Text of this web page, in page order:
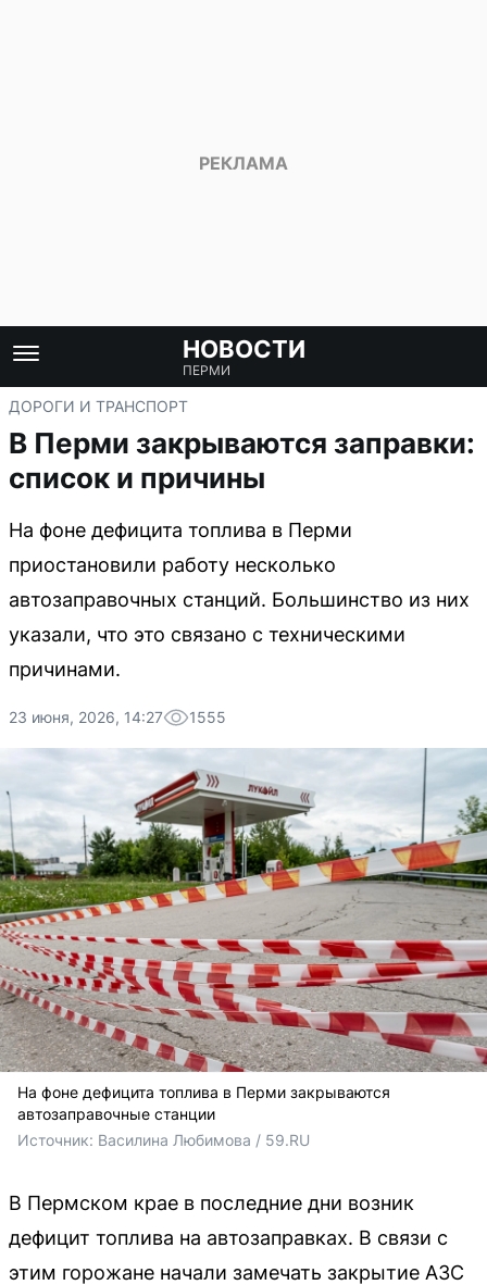
НОВОСТИ
ПЕРМИ
ДОРОГИ И ТРАНСПОРТ
В Перми закрываются заправки:
список и причины
На фоне дефицита топлива в Перми
приостановили работу несколько
автозаправочных станций. Большинство из них
указали, что это связано с техническими
причинами.
23 июня, 2026, 14:27 1555
На фоне дефицита топлива в Перми закрываются
автозаправочные станции
Источник: Василина Любимова / 59.RU
В Пермском крае в последние дни возник
дефицит топлива на автозаправках. В связи с
этим горожане начали замечать закрытие АЗС